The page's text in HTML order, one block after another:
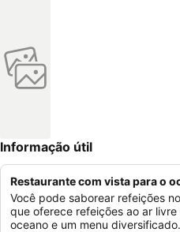
Informação útil
Restaurante com vista para o
Você pode saborear refeições
que oferece refeições ao ar
oceano e um menu diversificado.